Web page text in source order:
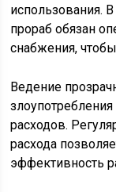
использования.
прораб обязан
снабжения,
Ведение
расходов.
расхода
эффективность